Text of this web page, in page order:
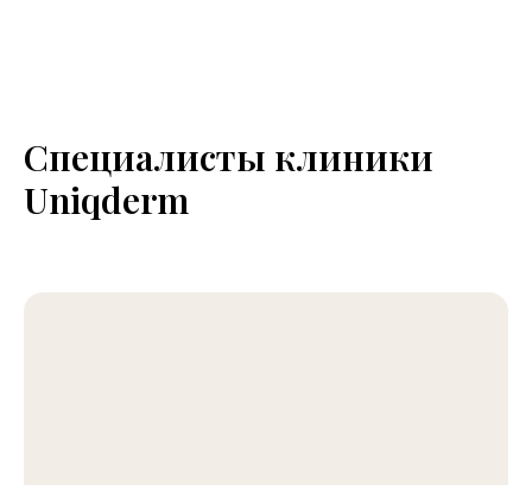
Специалисты клиники
Uniqderm